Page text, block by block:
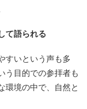
て語られる
すいという声も多
う目的での参拝者も
環境の中で、自然と